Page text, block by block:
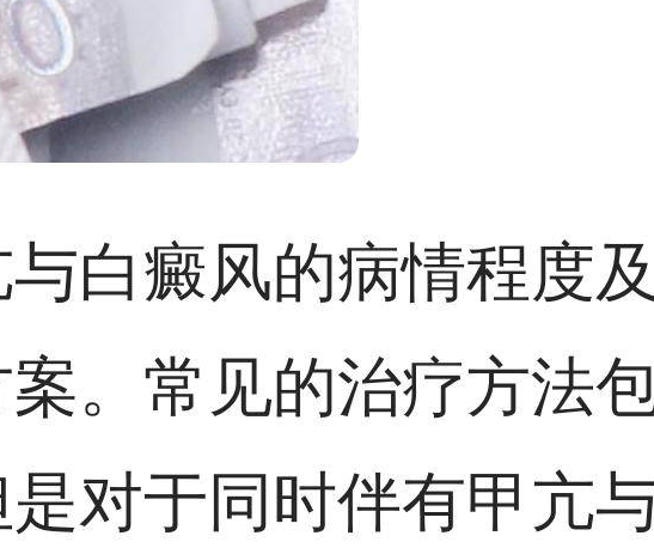
白癜风的病情程度
。常见的治疗方法包
对于同时伴有甲亢